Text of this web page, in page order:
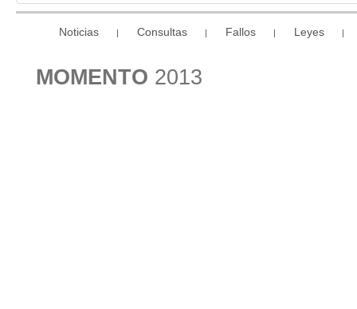
Noticias | Consultas | Fallos | Leyes |
MOMENTO 2013